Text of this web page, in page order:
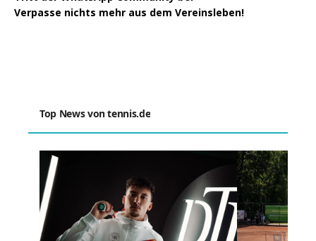
Verpasse nichts mehr aus dem Vereinsleben!